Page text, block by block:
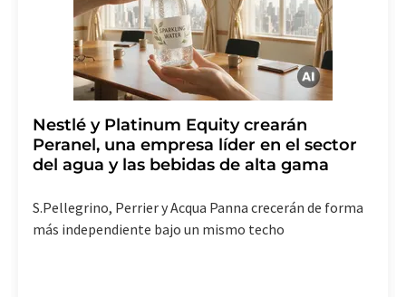
suscripción al boletín informativo correspondiente.
Nestlé y Platinum Equity crearán
Peranel, una empresa líder en el sector
del agua y las bebidas de alta gama
S.Pellegrino, Perrier y Acqua Panna crecerán de forma
más independiente bajo un mismo techo